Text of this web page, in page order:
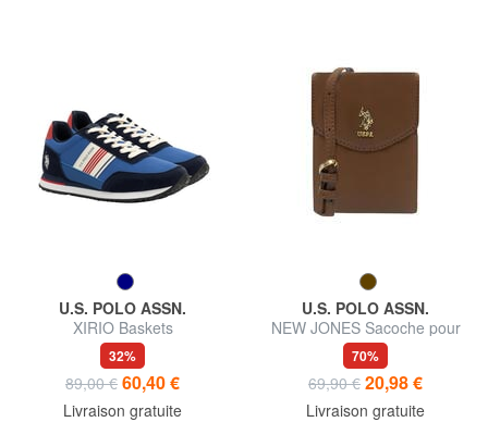
U.S. POLO ASSN.
XIRIO Baskets
32%
89,00 € 60,40 €
Livraison gratuite
U.S. POLO ASSN.
NEW JONES Sacoche pour
téléphone portable
70%
69,90 € 20,98 €
Livraison gratuite